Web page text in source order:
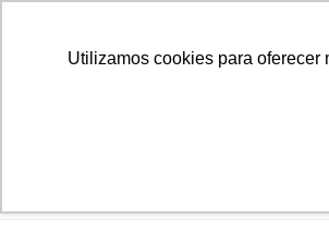
Utilizamos cookies para oferecer